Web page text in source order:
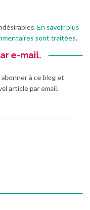
En savoir plus
sont traitées.
e-mail.
à ce blog et
article par email.